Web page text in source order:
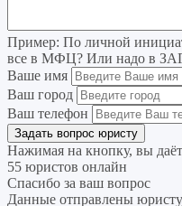
Пример: По личной
все в МФЦ? Или надо в
Ваше имя
Ваш город
Ваш телефон
Нажимая на кнопку, вы
55 юристов онлайн
Спасибо за ваш вопрос
Данные отправлены